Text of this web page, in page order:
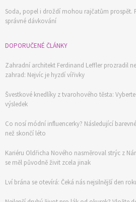
Soda, popel i droždí mohou rajčatům prospět.
správné dávkování
DOPORUČENÉ ČLÁNKY
Zahradní architekt Ferdinand Leffler prozradil
zahrad: Nejvíc je hyzdí vířivky
Švestkové knedlíky z tvarohového těsta:
výsledek
Co nosí módní influencerky? Následující
než skončí léto
Kariéru Oldřicha Nového nasměroval strýc z
se měl původně živit zcela jinak
Lví brána se otevírá: Čeká nás nejsilnější den